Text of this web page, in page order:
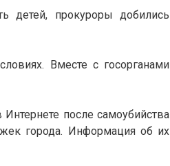
детей, прокуроры добились
Вместе с госорганами
после самоубийства
города. Информация об их